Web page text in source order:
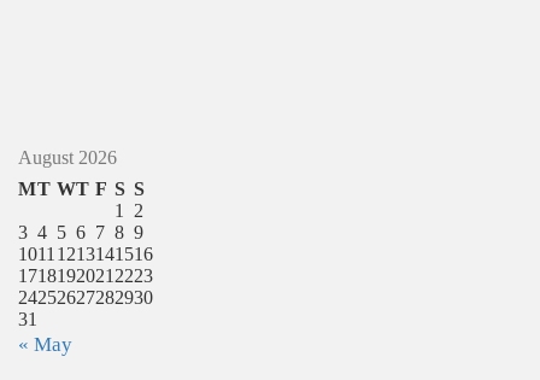
August 2026
MT WT F S S
1
2
3 4 5 6 7 8 9
1011 1213141516
1718192021 2223
24252627282930
31
« May